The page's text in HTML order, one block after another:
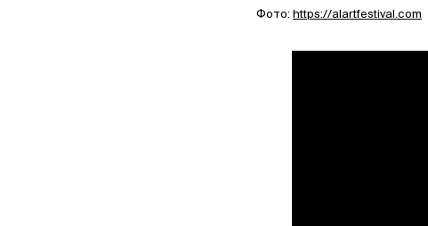
Фото: https://alartfestival.com